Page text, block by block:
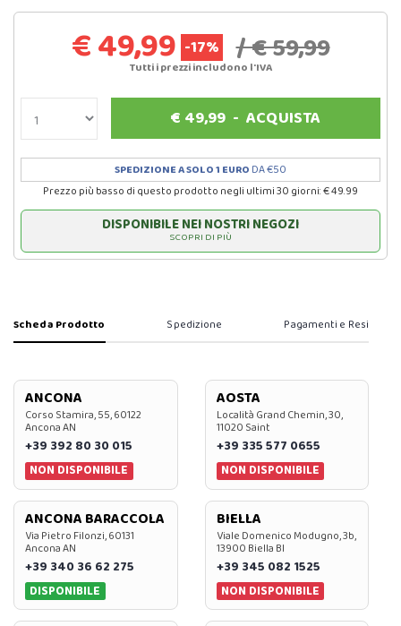
€ 49,99 -17% / € 59,99
Tutti i prezzi includono l'IVA
€ 49,99 -ACQUISTA
SPEDIZIONE A SOLO 1 EURO DA €50
Prezzo più basso di questo prodotto negli ultimi 30 giorni: € 49.99
DISPONIBILE NEI NOSTRI NEGOZI
SCOPRI DI PIÙ
Scheda Prodotto Spedizione Pagamenti e Resi
ANCONA
Corso Stamira, 55, 60122
Ancona AN
+39 392 80 30 015
NON DISPONIBILE
AOSTA
Località Grand Chemin, 30,
11020 Saint
+39 335 577 0655
NON DISPONIBILE
ANCONA BARACCOLA
Via Pietro Filonzi, 60131
Ancona AN
+39 340 36 62 275
DISPONIBILE
BIELLA
Viale Domenico Modugno, 3b,
13900 Biella BI
+39 345 082 1525
NON DISPONIBILE